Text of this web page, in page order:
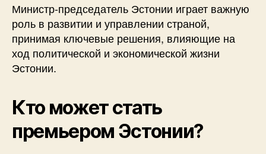
Министр-председатель Эстонии играет важную
роль в развитии и управлении страной,
принимая ключевые решения, влияющие на
ход политической и экономической жизни
Эстонии.
Кто может стать
премьером Эстонии?